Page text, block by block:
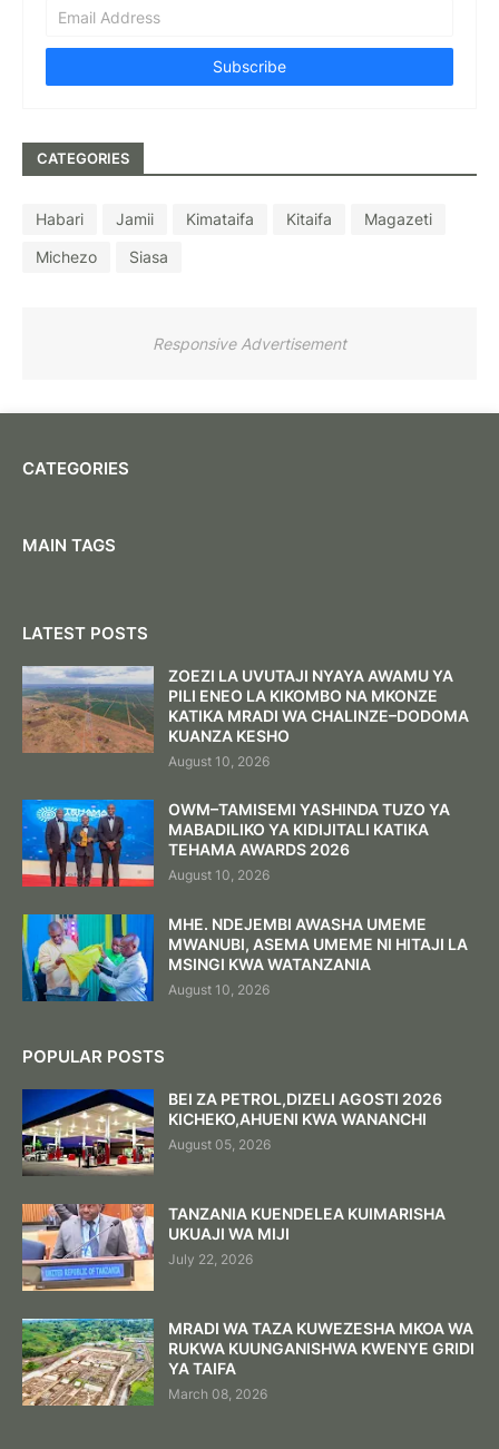
CATEGORIES
Habari Jamii Kimataifa Kitaifa
Magazeti
Michezo
Siasa
Responsive Advertisement
CATEGORIES
MAIN TAGS
LATEST POSTS
ZOEZI LA UVUTAJI NYAYA AWAMU YA
PILI ENEO LA KIKOMBO NA MKONZE
KATIKA MRADI WA CHALINZE–DODOMA
KUANZA KESHO
August 10, 2026
OWM–TAMISEMI YASHINDA TUZO YA
MABADILIKO YA KIDIJITALI KATIKA
TEHAMA AWARDS 2026
August 10, 2026
MHE. NDEJEMBI AWASHA UMEME
MWANUBI, ASEMA UMEME NI HITAJI LA
MSINGI KWA WATANZANIA
August 10, 2026
POPULAR POSTS
BEI ZA PETROL,DIZELI AGOSTI 2026
KICHEKO,AHUENI KWA WANANCHI
August 05, 2026
TANZANIA KUENDELEA KUIMARISHA
UKUAJI WA MIJI
July 22, 2026
MRADI WA TAZA KUWEZESHA MKOA WA
RUKWA KUUNGANISHWA KWENYE GRIDI
YA TAIFA
March 08, 2026